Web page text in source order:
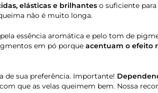
elásticas e brilhantes o suficiente
não é muito longa.
essência aromática e pelo tom de
em pó porque acentuam o efeito
de sua preferência. Importante!
que as velas queimem bem. Nossa